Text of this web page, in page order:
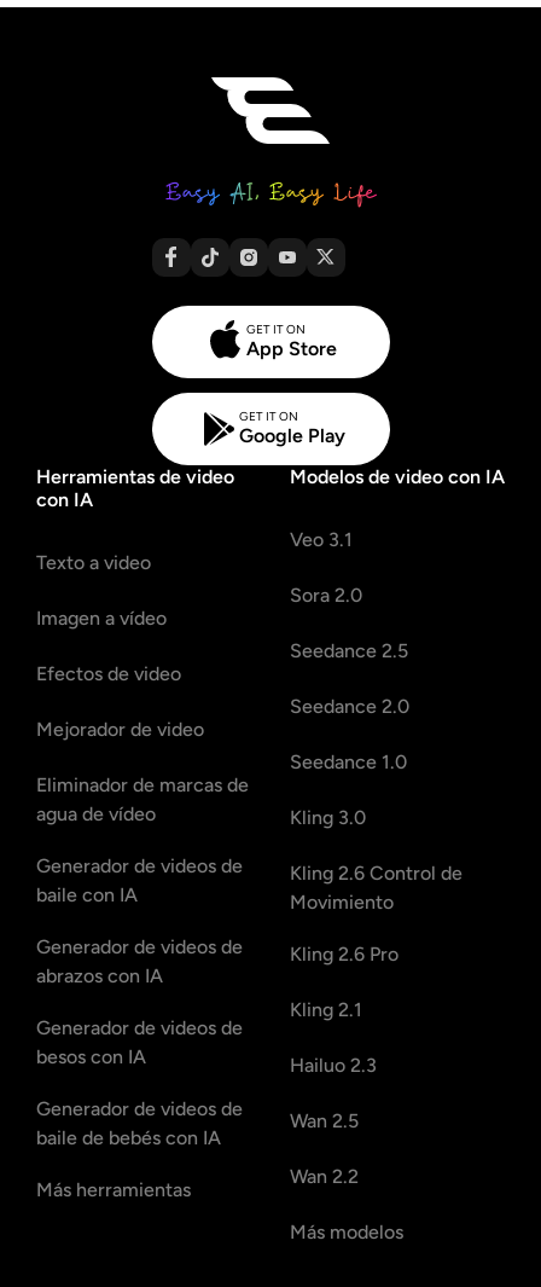
GET IT ON
App Store
GET IT ON
Google Play
Herramientas de video
con IA
Texto a video
Imagen a vídeo
Efectos de video
Mejorador de video
Eliminador de marcas de
agua de vídeo
Generador de videos de
baile con IA
Generador de videos de
abrazos con IA
Generador de videos de
besos con IA
Generador de videos de
baile de bebés con IA
Más herramientas
Modelos de video con IA
Veo 3.1
Sora 2.0
Seedance 2.5
Seedance 2.0
Seedance 1.0
Kling 3.0
Kling 2.6 Control de
Movimiento
Kling 2.6 Pro
Kling 2.1
Hailuo 2.3
Wan 2.5
Wan 2.2
Más modelos